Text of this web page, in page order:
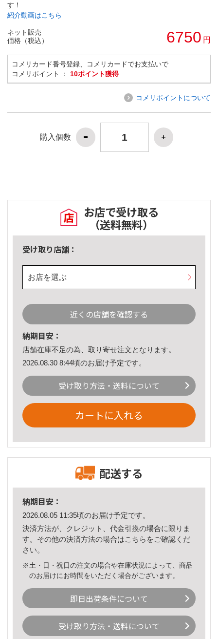
す！
紹介動画はこちら
ネット販売
価格（税込）
6750 円
コメリカード番号登録、コメリカードでお支払いで
コメリポイント ： 10ポイント獲得
コメリポイントについて
購入個数
お店で受け取る
（送料無料）
受け取り店舗：
お店を選ぶ
近くの店舗を確認する
納期目安：
店舗在庫不足の為、取り寄せ注文となります。
2026.08.30 8:44頃のお届け予定です。
受け取り方法・送料について
カートに入れる
配送する
納期目安：
2026.08.05 11:35頃のお届け予定です。
決済方法が、クレジット、代金引換の場合に限りま
す。その他の決済方法の場合はこちら をご確認くだ
さい。
※土・日・祝日の注文の場合や在庫状況によって、商品
のお届けにお時間をいただく場合がございます。
即日出荷条件について
受け取り方法・送料について